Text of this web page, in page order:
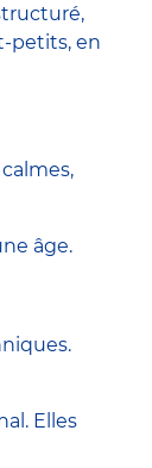
petits, en
âge.
Elles